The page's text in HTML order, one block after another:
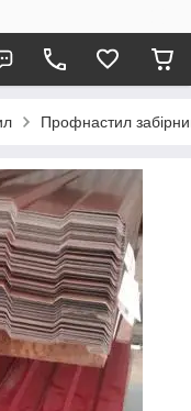
Профнастил